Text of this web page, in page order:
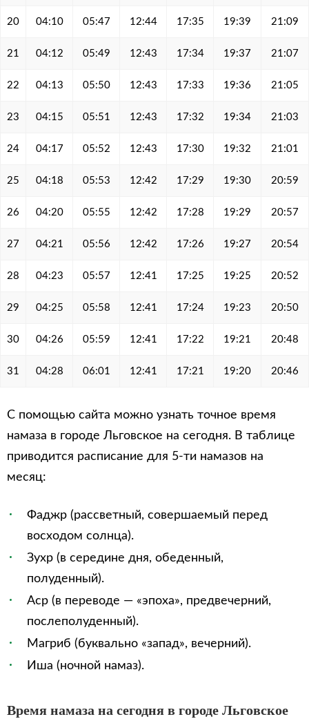
20 04:10 05:47 12:44 17:35 19:39 21:09
21 04:12 05:49 12:43 17:34 19:37 21:07
22 04:13 05:50 12:43 17:33 19:36 21:05
23 04:15 05:51 12:43 17:32 19:34 21:03
24 04:17 05:52 12:43 17:30 19:32 21:01
25 04:18 05:53 12:42 17:29 19:30 20:59
26 04:20 05:55 12:42 17:28 19:29 20:57
27 04:21 05:56 12:42 17:26 19:27 20:54
28 04:23 05:57 12:41 17:25 19:25 20:52
29 04:25 05:58 12:41 17:24 19:23 20:50
30 04:26 05:59 12:41 17:22 19:21 20:48
31 04:28 06:01 12:41 17:21 19:20 20:46
С помощью сайта можно узнать точное время
намаза в городе Льговское на сегодня. В таблице
приводится расписание для 5-ти намазов на
месяц:
Фаджр (рассветный, совершаемый перед
восходом солнца).
Зухр (в середине дня, обеденный,
полуденный).
Аср (в переводе — «эпоха», предвечерний,
послеполуденный).
Магриб (буквально «запад», вечерний).
Иша (ночной намаз).
Время намаза на сегодня в городе Льговское